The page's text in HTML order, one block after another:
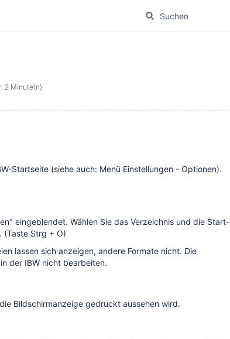
2 Minute(n)
Startseite (siehe auch: Menü Einstellungen - Optionen).
eingeblendet. Wählen Sie das Verzeichnis und die Start-
(Taste Strg + O)
lassen sich anzeigen, andere Formate nicht. Die
der IBW nicht bearbeiten.
Bildschirmanzeige gedruckt aussehen wird.